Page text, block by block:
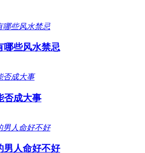
哪些风水禁忌
否成大事
男人命好不好